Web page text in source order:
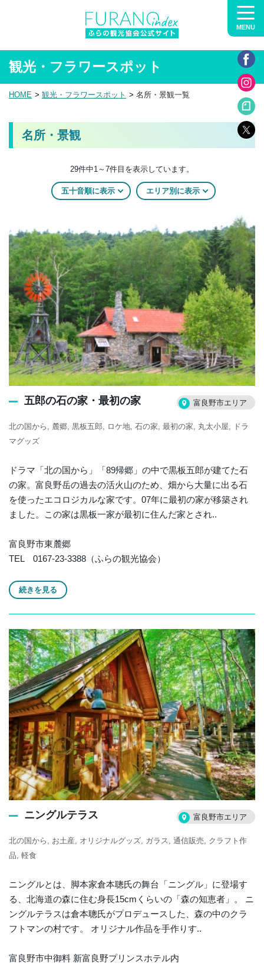
MENU
観光・フラワースポット
HOME 観光・フラワースポット 名所・景観一覧
名所・景観
29件中1～7件目を表示しています。
五十音順に表示 エリア別に表示
五郎の石の家・最初の家 富良野市エリア
北の国から 麓郷 黒板五郎 ロケ地 石の家 最初の家 丸太小屋
ドラ
マグッズ
ドラマ「北の国から」「89帰郷」の中で黒板五郎が建てた石
の家。富良野岳の過去の活火山のため、畑から大量に出る石
を使ったエコロジカルな家です。07年に最初の家が移築され
ました。この家は黒板一家が最初に住んだ家とされ..
富良野市東麓郷
TEL 0167-23-3388（ふらの観光協会）
続きを見る
ニングルテラス 富良野市エリア
北の国から お土産 オリジナルグッズ ガラス 通信販売
クラフト作
品 軽食
ニングルとは、脚本家倉本聰氏の舞台「ニングル」に登場す
る、北海道の森に住む身長15cmくらいの「森の知恵者」。 ニ
ングルテラスは倉本聰氏がプロデュースした、森の中のクラ
フトマンの村です。 オリジナル作品を手作りす..
富良野市中御料 新富良野プリンスホテル内